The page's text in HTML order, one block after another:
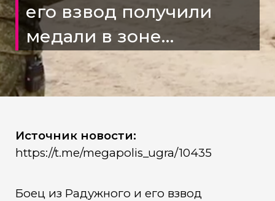
его взвод получили
медали в зоне
спецоперации
Источник новости:
https://t.me/megapolis_ugra/10435
Боец из Радужного и его взвод